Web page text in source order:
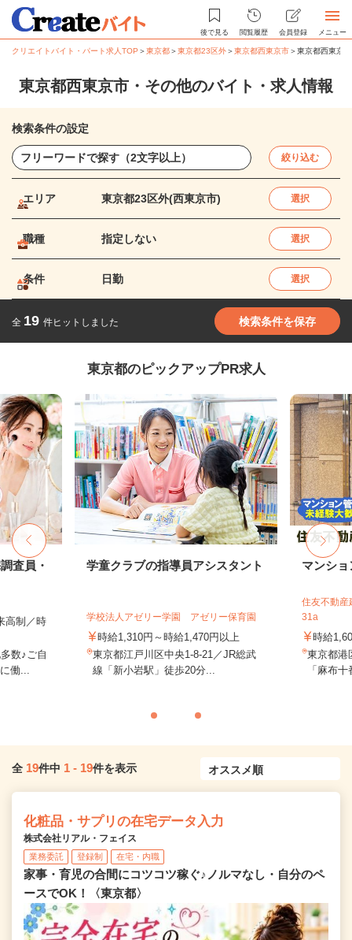
後で見る 閲覧履歴 会員登録 メニュー
クリエイトバイト・パート求人TOP ＞東京都＞東京都23区外＞東京都西東京市＞東京都西東京
東京都西東京市・その他のバイト・求人情報
検索条件の設定
絞り込む
エリア 東京都23区外(西東京市) 選択
職種 指定しない 選択
条件 日勤 選択
全 19 件ヒットしました 検索条件を保存
東京都のピックアップPR求人
査員・
高制／時
数♪ご自
働...
学童クラブの指導員アシスタント
学校法人アゼリー学園 アゼリー保育園
時給1,310円～時給1,470円以上
東京都江戸川区中央1-8-21／JR総武
線「新小岩駅」徒歩20分...
マンシ
住友不動産
31a
時給
東京都港
「麻布
全 19件中 1 - 19件を表示
化粧品・サプリの在宅データ入力
株式会社リアル・フェイス
業務委託 登録制 在宅・内職
家事・育児の合間にコツコツ稼ぐ♪ノルマなし・自分のペ
ースでOK！〈東京都〉